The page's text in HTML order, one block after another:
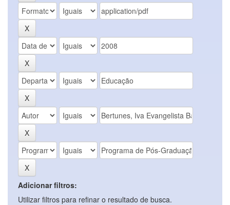
Adicionar filtros:
Utilizar filtros para refinar o resultado de busca.